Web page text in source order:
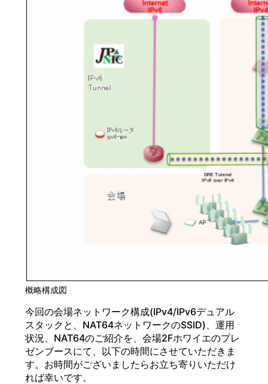
概略構成図
今回の会場ネットワーク構成(IPv4/IPv6デュアル
スタックと、NAT64ネットワークのSSID)、運用
状況、NAT64のご紹介を、会場2Fホワイエのプレ
ゼンブースにて、以下の時間にさせていただきま
す。お時間がございましたらお立ち寄りいただけ
れば幸いです。